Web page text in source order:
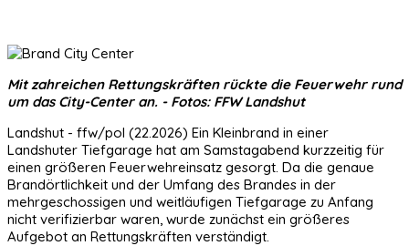
Mit zahreichen Rettungskräften rückte die Feuerwehr rund
um das City-Center an. - Fotos: FFW Landshut
Landshut - ffw/pol (22.2026) Ein Kleinbrand in einer
Landshuter Tiefgarage hat am Samstagabend kurzzeitig für
einen größeren Feuerwehreinsatz gesorgt. Da die genaue
Brandörtlichkeit und der Umfang des Brandes in der
mehrgeschossigen und weitläufigen Tiefgarage zu Anfang
nicht verifizierbar waren, wurde zunächst ein größeres
Aufgebot an Rettungskräften verständigt.